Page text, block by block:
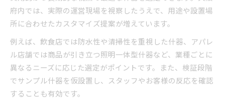
府内では、実際の運営現場を視察したうえで、用途や設置場
所に合わせたカスタマイズ提案が増えています。
例えば、飲食店では防水性や清掃性を重視した什器、アパレ
ル店舗では商品が引き立つ照明一体型什器など、業種ごとに
異なるニーズに応じた選定がポイントです。また、検証段階
でサンプル什器を仮設置し、スタッフやお客様の反応を確認
することも有効です。